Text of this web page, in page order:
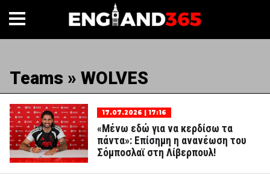
Teams » WOLVES
17.07.2026 | 17:16
«Μένω εδώ για να κερδίσω τα
πάντα»: Επίσημη η ανανέωση του
Σόμποσλαϊ στη Λίβερπουλ!